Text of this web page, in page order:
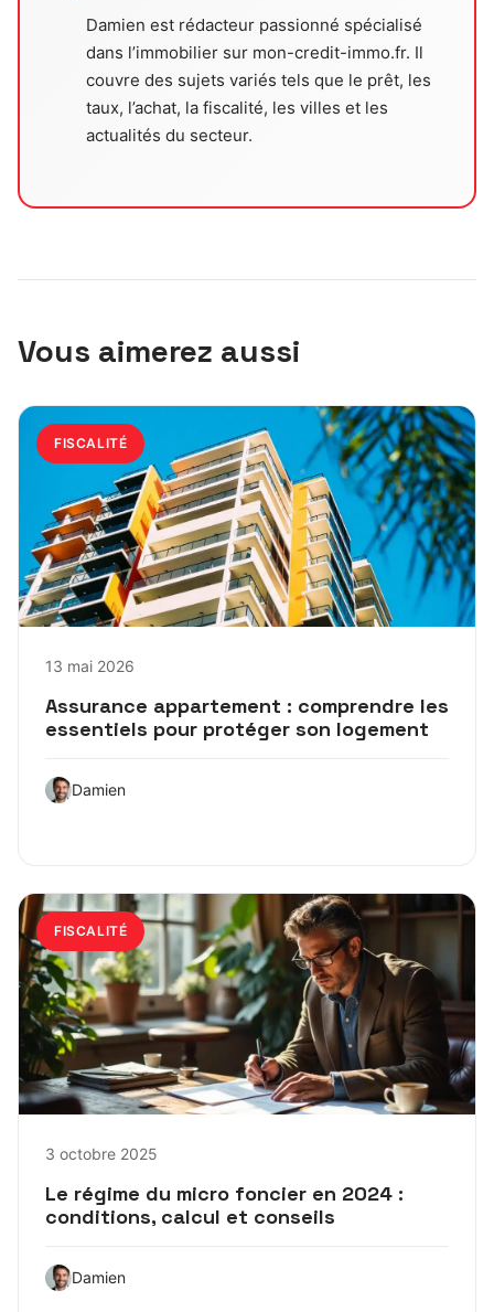
Damien est rédacteur passionné spécialisé
dans l’immobilier sur mon-credit-immo.fr. Il
couvre des sujets variés tels que le prêt, les
taux, l’achat, la fiscalité, les villes et les
actualités du secteur.
Vous aimerez aussi
FISCALITÉ
13 mai 2026
Assurance appartement : comprendre les
essentiels pour protéger son logement
Damien
FISCALITÉ
3 octobre 2025
Le régime du micro foncier en 2024 :
conditions, calcul et conseils
Damien